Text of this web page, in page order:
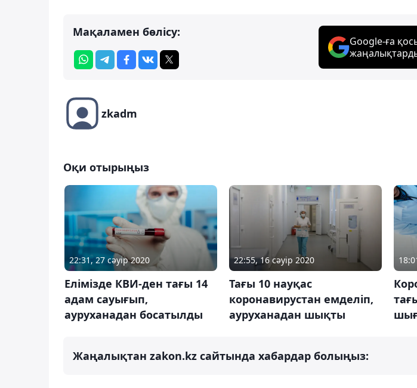
Мақаламен бөлісу:
Google-ға
zkadm
Оқи отырыңыз
22:31, 27 сәуір 2020
Елімізде КВИ-ден тағы 14
адам сауығып,
ауруханадан босатылды
22:55, 16 сәуір 2020
Тағы 10 науқас
коронавирустан емделіп,
ауруханадан шықты
Жаңалықтан zakon.kz сайтында хабардар болыңыз: